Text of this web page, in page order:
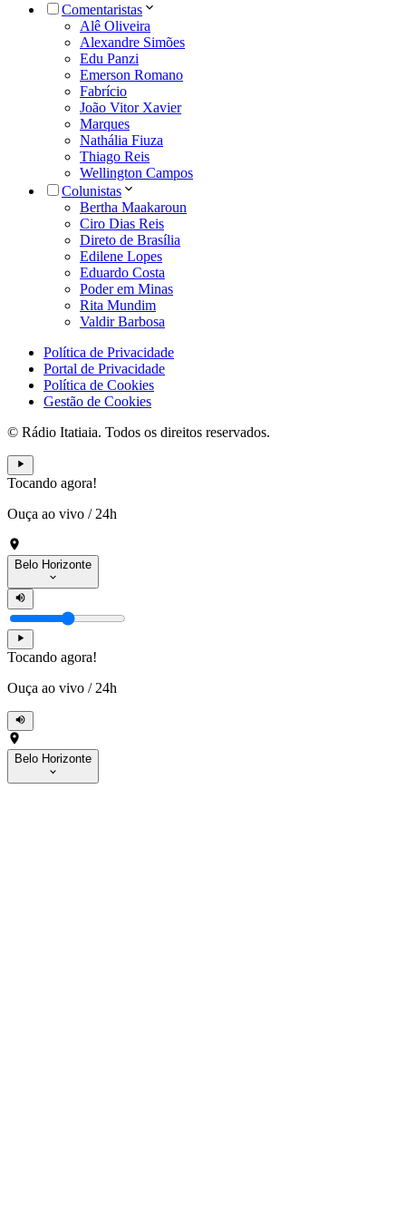
Comentaristas
Alê Oliveira
Alexandre Simões
Edu Panzi
Emerson Romano
Fabrício
João Vitor Xavier
Marques
Nathália Fiuza
Thiago Reis
Wellington Campos
Colunistas
Bertha Maakaroun
Ciro Dias Reis
Direto de Brasília
Edilene Lopes
Eduardo Costa
Poder em Minas
Rita Mundim
Valdir Barbosa
Política de Privacidade
Portal de Privacidade
Política de Cookies
Gestão de Cookies
© Rádio Itatiaia. Todos os direitos reservados.
Tocando agora!
Ouça ao vivo / 24h
Belo Horizonte
Tocando agora!
Ouça ao vivo / 24h
Belo Horizonte